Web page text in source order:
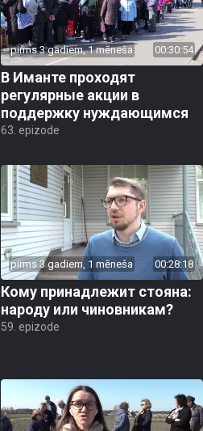
pirms 3 gadiem, 1 mēneša 00:30:54
В Иманте проходят
регулярные акции в
поддержку нуждающимся
63. epizode
pirms 3 gadiem, 1 mēneša 00:28:18
Кому принадлежит стояна:
народу или чиновникам?
59. epizode